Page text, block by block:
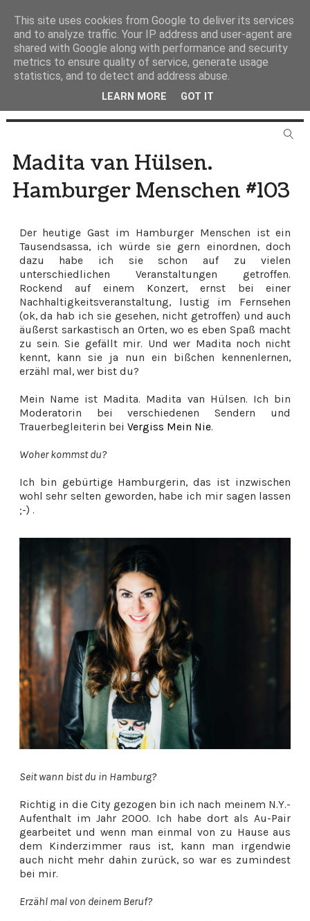
Madita van Hülsen.
Hamburger Menschen #103
Der heutige Gast im Hamburger Menschen ist ein
Tausendsassa, ich würde sie gern einordnen, doch
dazu habe ich sie schon auf zu vielen
unterschiedlichen Veranstaltungen getroffen.
Rockend auf einem Konzert, ernst bei einer
Nachhaltigkeitsveranstaltung, lustig im Fernsehen
(ok, da hab ich sie gesehen, nicht getroffen) und auch
äußerst sarkastisch an Orten, wo es eben Spaß macht
zu sein. Sie gefällt mir. Und wer Madita noch nicht
kennt, kann sie ja nun ein bißchen kennenlernen,
erzähl mal, wer bist du?
Mein Name ist Madita. Madita van Hülsen. Ich bin
Moderatorin bei verschiedenen Sendern und
Trauerbegleiterin bei Vergiss Mein Nie.
Woher kommst du?
Ich bin gebürtige Hamburgerin, das ist inzwischen
wohl sehr selten geworden, habe ich mir sagen lassen
;-) .
Seit wann bist du in Hamburg?
Richtig in die City gezogen bin ich nach meinem N.Y.-
Aufenthalt im Jahr 2000. Ich habe dort als Au-Pair
gearbeitet und wenn man einmal von zu Hause aus
dem Kinderzimmer raus ist, kann man irgendwie
auch nicht mehr dahin zurück, so war es zumindest
bei mir.
Erzähl mal von deinem Beruf?
This site uses cookies from Google to deliver its services
and to analyze traffic. Your IP address and user-agent are
shared with Google along with performance and security
metrics to ensure quality of service, generate usage
statistics, and to detect and address abuse.
LEARN MORE GOT IT